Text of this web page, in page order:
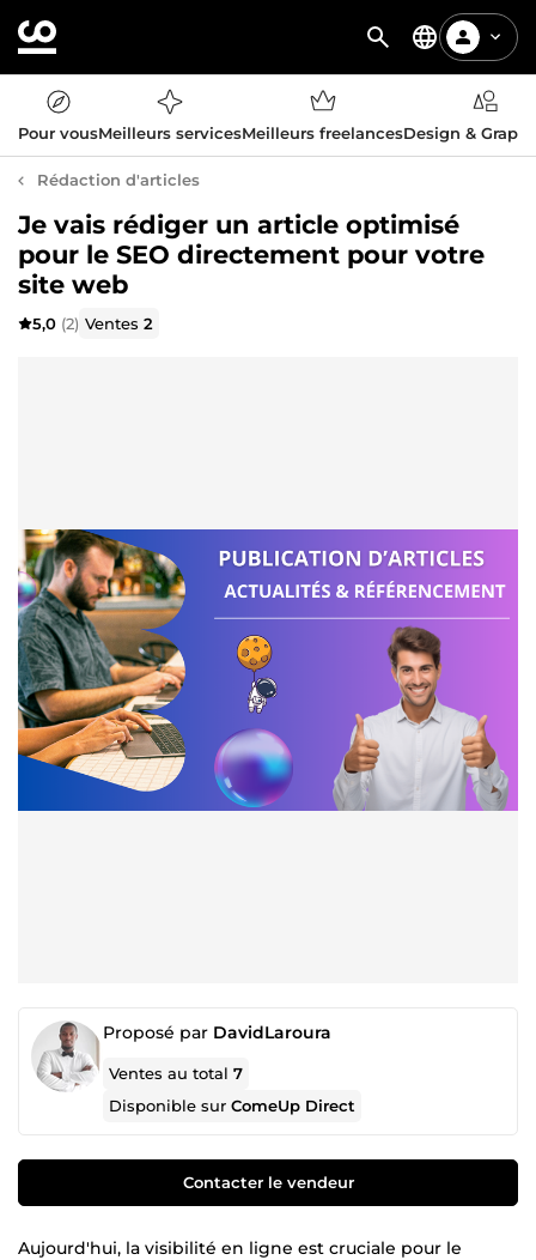
Pour vousMeilleurs servicesMeilleurs freelancesDesign &
Rédaction d'articles
Je vais rédiger un article optimisé
pour le SEO directement pour votre
site web
5,0 (2) Ventes2
Proposé par DavidLaroura
Ventes au total7
Disponible surComeUp Direct
Contacter le vendeur
Aujourd'hui, la visibilité en ligne est cruciale pour le